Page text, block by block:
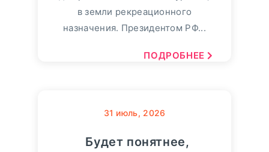
в земли рекреационного
назначения. Президентом РФ...
ПОДРОБНЕЕ
31 июль, 2026
Будет понятнее,